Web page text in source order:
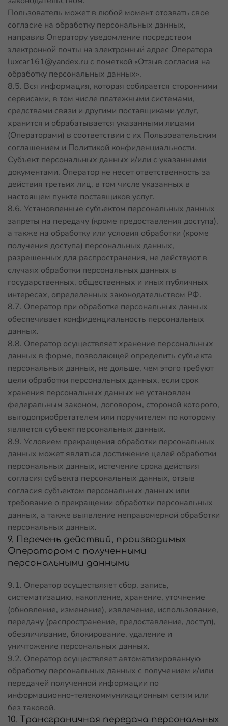
Пользователь может в любой момент отозвать свое
согласие на обработку персональных данных,
направив Оператору уведомление посредством
электронной почты на электронный адрес Оператора
luxcar161@yandex.ru с пометкой «Отзыв согласия на
обработку персональных данных».
8.5. Вся информация, которая собирается сторонними
сервисами, в том числе платежными системами,
средствами связи и другими поставщиками услуг,
хранится и обрабатывается указанными лицами
(Операторами) в соответствии с их Пользовательским
соглашением и Политикой конфиденциальности.
Субъект персональных данных и/или с указанными
документами. Оператор не несет ответственность за
действия третьих лиц, в том числе указанных в
настоящем пункте поставщиков услуг.
8.6. Установленные субъектом персональных данных
запреты на передачу (кроме предоставления доступа),
а также на обработку или условия обработки (кроме
получения доступа) персональных данных,
разрешенных для распространения, не действуют в
случаях обработки персональных данных в
государственных, общественных и иных публичных
интересах, определенных законодательством РФ.
8.7. Оператор при обработке персональных данных
обеспечивает конфиденциальность персональных
данных.
8.8. Оператор осуществляет хранение персональных
данных в форме, позволяющей определить субъекта
персональных данных, не дольше, чем этого требуют
цели обработки персональных данных, если срок
хранения персональных данных не установлен
федеральным законом, договором, стороной которого,
выгодоприобретателем или поручителем по которому
является субъект персональных данных.
8.9. Условием прекращения обработки персональных
данных может являться достижение целей обработки
персональных данных, истечение срока действия
согласия субъекта персональных данных, отзыв
согласия субъектом персональных данных или
требование о прекращении обработки персональных
данных, а также выявление неправомерной обработки
персональных данных.
9. Перечень действий, производимых
Оператором с полученными
персональными данными
9.1. Оператор осуществляет сбор, запись,
систематизацию, накопление, хранение, уточнение
(обновление, изменение), извлечение, использование,
передачу (распространение, предоставление, доступ),
обезличивание, блокирование, удаление и
уничтожение персональных данных.
9.2. Оператор осуществляет автоматизированную
обработку персональных данных с получением и/или
передачей полученной информации по
информационно-телекоммуникационным сетям или
без таковой.
10. Трансграничная передача персональных